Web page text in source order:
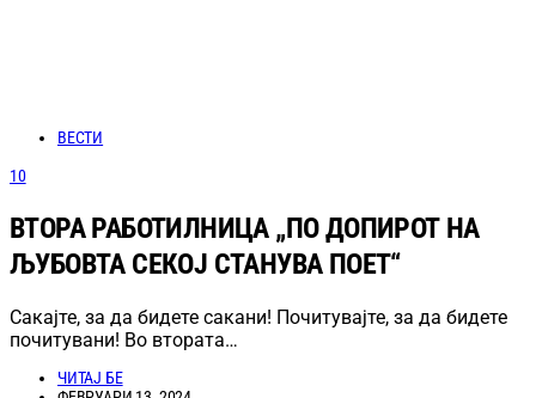
ВЕСТИ
10
ВТОРА РАБОТИЛНИЦА „ПО ДОПИРОТ НА
ЉУБОВТА СЕКОЈ СТАНУВА ПОЕТ“
Сакајте, за да бидете сакани! Почитувајте, за да бидете
почитувани! Во втората…
ЧИТАЈ БЕ